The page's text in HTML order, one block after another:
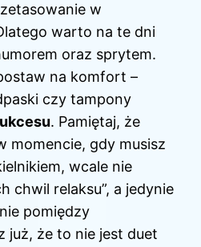
w
warto na te dni
oraz sprytem.
na komfort –
czy tampony
. Pamiętaj, że
momencie, gdy musisz
wcale nie
chwil relaksu”, a jedynie
pomiędzy
już, że to nie jest duet